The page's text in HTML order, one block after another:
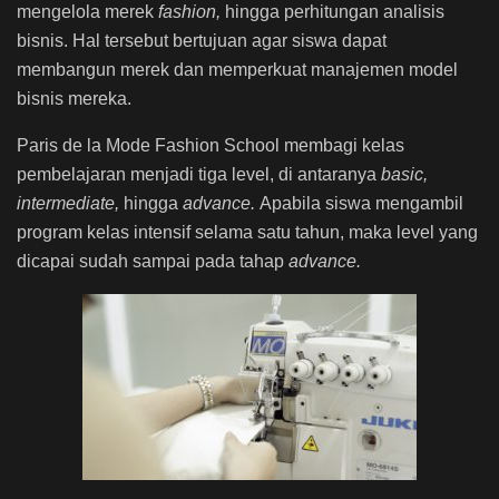
mengelola merek fashion, hingga perhitungan analisis
bisnis. Hal tersebut bertujuan agar siswa dapat
membangun merek dan memperkuat manajemen model
bisnis mereka.
Paris de la Mode Fashion School membagi kelas
pembelajaran menjadi tiga level, di antaranya basic,
intermediate, hingga advance. Apabila siswa mengambil
program kelas intensif selama satu tahun, maka level yang
dicapai sudah sampai pada tahap advance.